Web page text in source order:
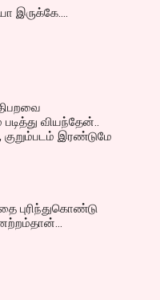
இருக்கே....
வியந்தேன்..
இரண்டுமே
புரிந்துகொண்டு